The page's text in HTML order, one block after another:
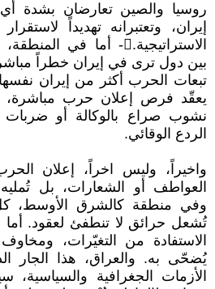
روسيا والصين تعارضان
إيران، وتعتبرانه تهديداً
الاستراتيجية.𔆔- أما في
بين دول ترى في إيران خطراً
تبعات الحرب أكثر من إيران
يعقّد فرص إعلان حرب مباشرة،
نشوب صراع بالوكالة أو
الردع الوقائي.
واخيراً، وليس اخراً، إعلان
العواطف أو الشعارات، بل
وفي منطقة كالشرق الأوسط،
تُشعل حرائق لا تنطفئ لعقود. أما
الاستفادة من التغيّرات،
يُضحّى به. والعراق، هذا الجار
الأزمات الجغرافية